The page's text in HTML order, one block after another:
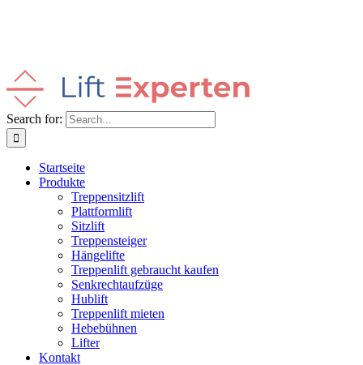
Search for:
Startseite
Produkte
Treppensitzlift
Plattformlift
Sitzlift
Treppensteiger
Hängelifte
Treppenlift gebraucht kaufen
Senkrechtaufzüge
Hublift
Treppenlift mieten
Hebebühnen
Lifter
Kontakt